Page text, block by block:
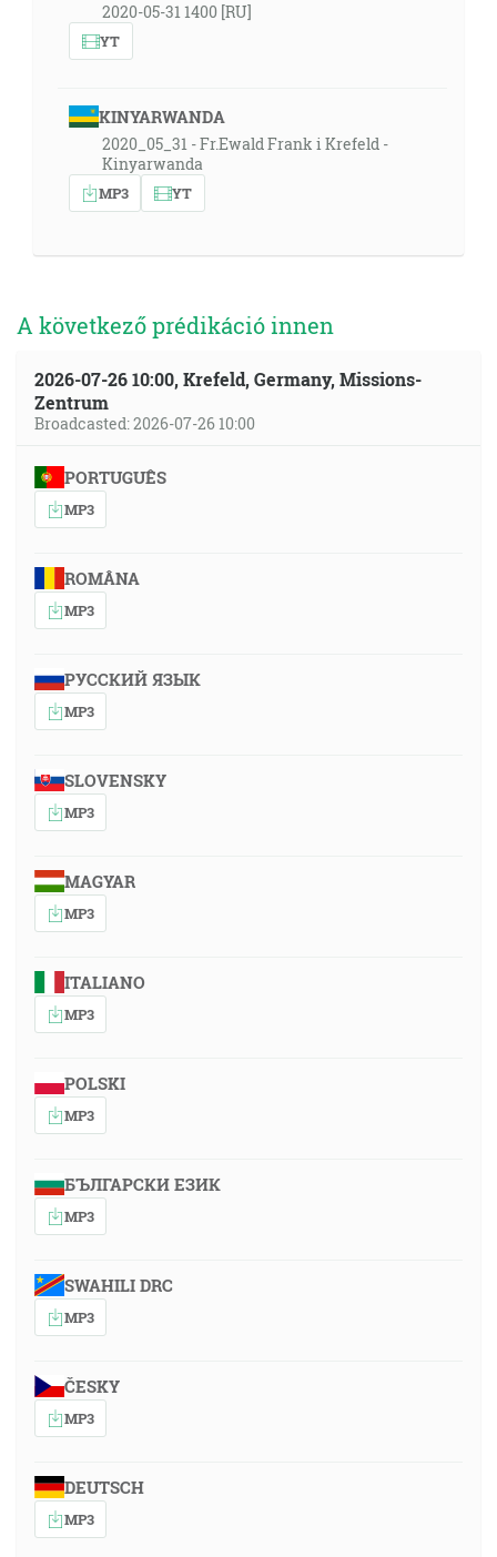
2020-05-31 1400 [RU]
YT
KINYARWANDA
2020_05_31 - Fr.Ewald Frank i Krefeld -
Kinyarwanda
MP3 YT
A következő prédikáció innen
2026-07-26 10:00, Krefeld, Germany, Missions-
Zentrum
Broadcasted: 2026-07-26 10:00
PORTUGUÊS
MP3
ROMÂNA
MP3
РУССКИЙ ЯЗЫК
MP3
SLOVENSKY
MP3
MAGYAR
MP3
ITALIANO
MP3
POLSKI
MP3
БЪЛГАРСКИ ЕЗИК
MP3
SWAHILI DRC
MP3
ČESKY
MP3
DEUTSCH
MP3